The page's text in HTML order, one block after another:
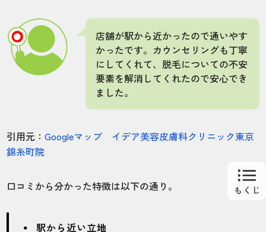
店舗が駅から近かったので通いやす
かったです。カウンセリングも丁寧
にしてくれて、脱毛についての不安
要素を解消してくれたので安心でき
ました。
引用元：Googleマップ イデア美容皮膚科クリニック東京
錦糸町院
口コミから分かった特徴は以下の通り。
駅から近い立地